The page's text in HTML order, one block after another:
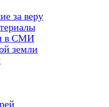
за веру
в СМИ
земли